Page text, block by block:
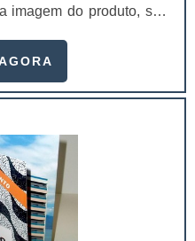
imagem do produto, sem
embalagens são
e cosmético.
aju.